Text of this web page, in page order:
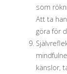
som
Att ta
göra för
känslor,